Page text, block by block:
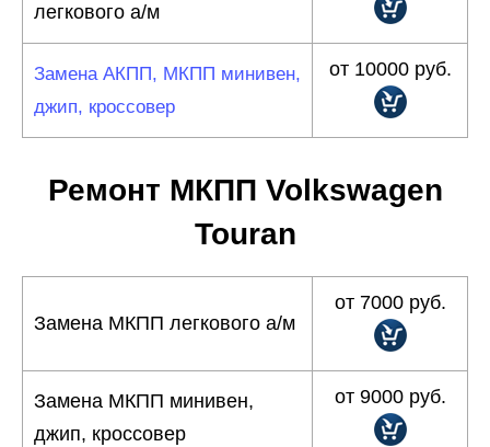
легкового а/м
Замена АКПП, МКПП минивен,
джип, кроссовер
от 10000 руб.
Ремонт МКПП Volkswagen
Touran
Замена МКПП легкового а/м
от 7000 руб.
Замена МКПП минивен,
джип, кроссовер
от 9000 руб.